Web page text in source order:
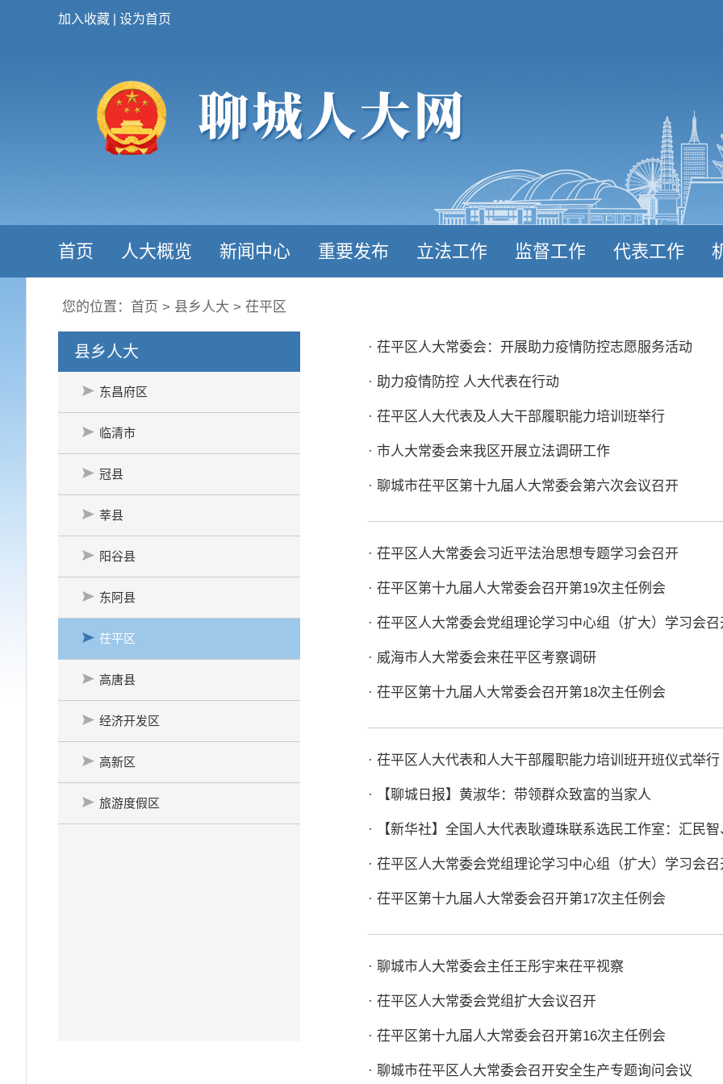
加入收藏 设为首页
首页 人大概览 新闻中心 重要发布 立法工作 监督工作 代表工作
您的位置： 首页 > 县乡人大 > 茌平区
县乡人大
东昌府区
临清市
冠县
莘县
阳谷县
东阿县
茌平区
高唐县
经济开发区
高新区
旅游度假区
· 茌平区人大常委会：开展助力疫情防控志愿服务活动
· 助力疫情防控 人大代表在行动
· 茌平区人大代表及人大干部履职能力培训班举行
· 市人大常委会来我区开展立法调研工作
· 聊城市茌平区第十九届人大常委会第六次会议召开
· 茌平区人大常委会习近平法治思想专题学习会召开
· 茌平区第十九届人大常委会召开第19次主任例会
· 茌平区人大常委会党组理论学习中心组（扩大）学习会召
· 威海市人大常委会来茌平区考察调研
· 茌平区第十九届人大常委会召开第18次主任例会
· 茌平区人大代表和人大干部履职能力培训班开班仪式举行
· 【聊城日报】黄淑华：带领群众致富的当家人
· 【新华社】全国人大代表耿遵珠联系选民工作室：汇民
· 茌平区人大常委会党组理论学习中心组（扩大）学习会召
· 茌平区第十九届人大常委会召开第17次主任例会
· 聊城市人大常委会主任王彤宇来茌平视察
· 茌平区人大常委会党组扩大会议召开
· 茌平区第十九届人大常委会召开第16次主任例会
· 聊城市茌平区人大常委会召开安全生产专题询问会议